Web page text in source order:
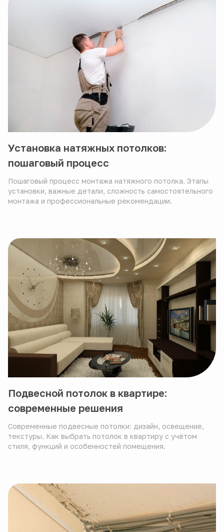
Установка натяжных потолков:
пошаговый процесс
Пошаговый процесс монтажа натяжного потолка. Этапы
установки, важные детали, сложность самостоятельного
монтажа и профессиональные рекомендации.
Подвесной потолок в квартире:
современные решения
Современные подвесные потолки: дизайн, освещение,
текстуры. Как выбрать потолок в квартиру с учётом
стиля, функций и особенностей помещения.